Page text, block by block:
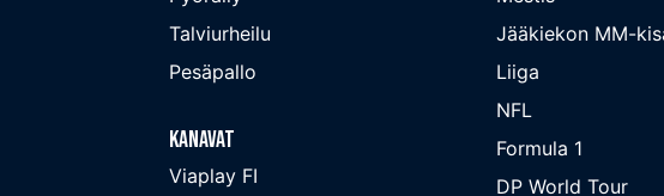
Talviurheilu
Pesäpallo
Kanavat
Viaplay FI
Jääkiekon MM-
Liiga
NFL
Formula 1
DP World Tour